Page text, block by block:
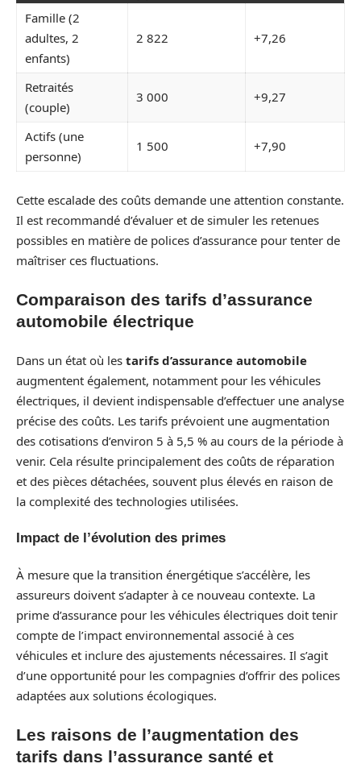
Famille (2
adultes, 2
enfants)
2 822 +7,26
Retraités
(couple)
3 000 +9,27
Actifs (une
personne)
1 500 +7,90
Cette escalade des coûts demande une attention constante.
Il est recommandé d’évaluer et de simuler les retenues
possibles en matière de polices d’assurance pour tenter de
maîtriser ces fluctuations.
Comparaison des tarifs d’assurance
automobile électrique
Dans un état où les tarifs d’assurance automobile
augmentent également, notamment pour les véhicules
électriques, il devient indispensable d’effectuer une analyse
précise des coûts. Les tarifs prévoient une augmentation
des cotisations d’environ 5 à 5,5 % au cours de la période à
venir. Cela résulte principalement des coûts de réparation
et des pièces détachées, souvent plus élevés en raison de
la complexité des technologies utilisées.
Impact de l’évolution des primes
À mesure que la transition énergétique s’accélère, les
assureurs doivent s’adapter à ce nouveau contexte. La
prime d’assurance pour les véhicules électriques doit tenir
compte de l’impact environnemental associé à ces
véhicules et inclure des ajustements nécessaires. Il s’agit
d’une opportunité pour les compagnies d’offrir des polices
adaptées aux solutions écologiques.
Les raisons de l’augmentation des
tarifs dans l’assurance santé et